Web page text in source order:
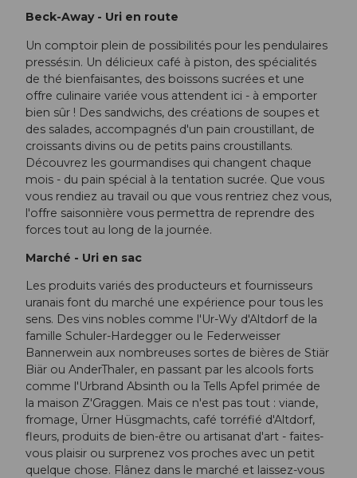
Beck-Away - Uri en route
Un comptoir plein de possibilités pour les pendulaires
pressés:in. Un délicieux café à piston, des spécialités
de thé bienfaisantes, des boissons sucrées et une
offre culinaire variée vous attendent ici - à emporter
bien sûr ! Des sandwichs, des créations de soupes et
des salades, accompagnés d'un pain croustillant, de
croissants divins ou de petits pains croustillants.
Découvrez les gourmandises qui changent chaque
mois - du pain spécial à la tentation sucrée. Que vous
vous rendiez au travail ou que vous rentriez chez vous,
l'offre saisonnière vous permettra de reprendre des
forces tout au long de la journée.
Marché - Uri en sac
Les produits variés des producteurs et fournisseurs
uranais font du marché une expérience pour tous les
sens. Des vins nobles comme l'Ur-Wy d'Altdorf de la
famille Schuler-Hardegger ou le Federweisser
Bannerwein aux nombreuses sortes de bières de Stiär
Biär ou AnderThaler, en passant par les alcools forts
comme l'Urbrand Absinth ou la Tells Apfel primée de
la maison Z'Graggen. Mais ce n'est pas tout : viande,
fromage, Ürner Hüsgmachts, café torréfié d'Altdorf,
fleurs, produits de bien-être ou artisanat d'art - faites-
vous plaisir ou surprenez vos proches avec un petit
quelque chose. Flânez dans le marché et laissez-vous